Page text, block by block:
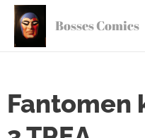
Bosses Comics
Fantomen